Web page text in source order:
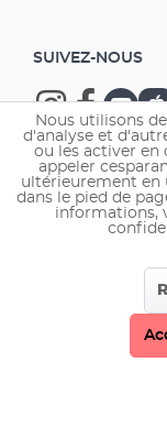
SUIVEZ-NOUS
Copyright © 2026
Nous utilisons
d'analyse et
ou les activer en
appeler
ultérieurement en
dans le pied de
informations,